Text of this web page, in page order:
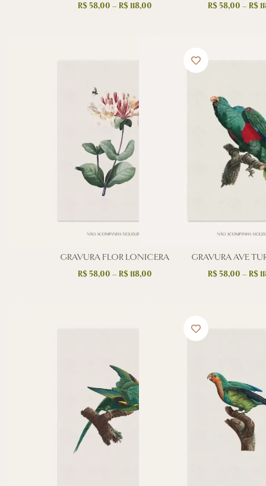
R$58,00 – R$118,00 R$58,00 – R$
GRAVURA FLOR LONICERA
R$58,00 – R$118,00
GRAVURA AVE
R$58,00 – R$